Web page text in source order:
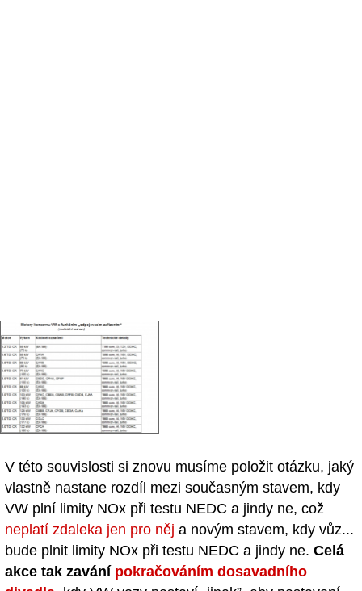
V této souvislosti si znovu musíme položit otázku, jaký
vlastně nastane rozdíl mezi současným stavem, kdy
VW plní limity NOx při testu NEDC a jindy ne, což
neplatí zdaleka jen pro něj a novým stavem, kdy vůz...
bude plnit limity NOx při testu NEDC a jindy ne. Celá
akce tak zavání pokračováním dosavadního